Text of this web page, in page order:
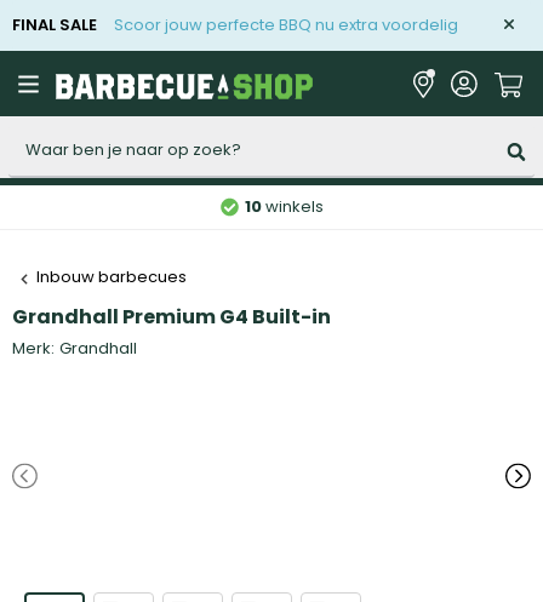
FINAL SALE Scoor jouw perfecte BBQ nu extra voordelig
10winkels
Inbouw barbecues
Grandhall Premium G4 Built-in
Merk: Grandhall